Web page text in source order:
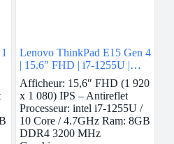
Lenovo ThinkPad E15 Gen 4
| 15.6″ FHD | i7-1255U |
8Gb Ram | Nvidia MX550 |
512 GB SSD
Afficheur: 15,6″ FHD (1 920
x 1 080) IPS – Antireflet
Processeur: intel i7-1255U /
10 Core / 4.7GHz Ram: 8GB
DDR4 3200 MHz